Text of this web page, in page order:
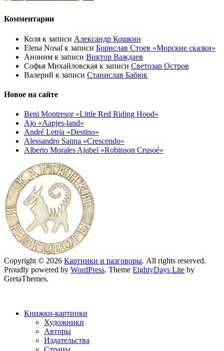
Комментарии
Коля к записи Александр Кошкин
Elena Nosal к записи Борислав Стоев «Морские сказки»
Аноним к записи Виктор Важдаев
Софья Михайловская к записи Светозар Остров
Валерий к записи Станислав Бабюк
Новое на сайте
Beni Montresor «Little Red Riding Hood»
Ajo «Aapjes-land»
André Letria «Destino»
Alessandro Sanna «Crescendo»
Alberto Morales Ajubel «Robinson Crusoé»
Copyright © 2026 Картинки и разговоры. All rights reserved.
Proudly powered by WordPress. Theme EightyDays Lite by
GretaThemes.
Книжки-картинки
Художники
Авторы
Издательства
Страны